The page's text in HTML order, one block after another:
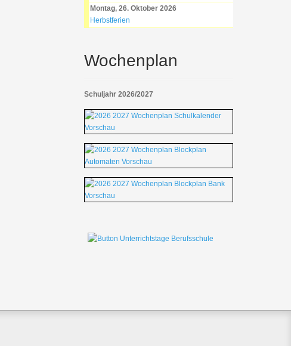
Montag, 26. Oktober 2026
Herbstferien
Wochenplan
Schuljahr 2026/2027